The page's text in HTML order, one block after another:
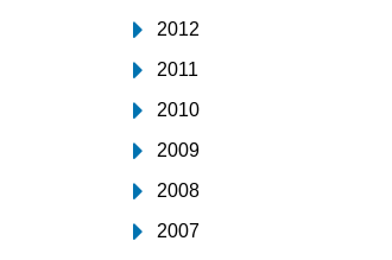
2012
2011
2010
2009
2008
2007